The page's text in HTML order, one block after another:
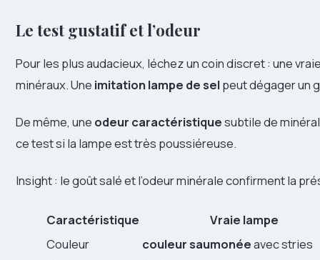
Le test gustatif et l’odeur
Pour les plus audacieux, léchez un coin discret : une
minéraux. Une imitation lampe de sel peut dégager un
De même, une odeur caractéristiquesubtile de
ce test si la lampe est très poussiéreuse.
Insight : le goût salé et l’odeur minérale confirment la
Caractéristique
Vraie lampe
Couleur
couleur saumonéeavec stries